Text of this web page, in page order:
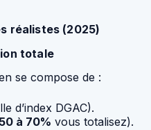
réalistes (2025)
totale
se compose de :
d’index DGAC).
50 à 70% vous totalisez).